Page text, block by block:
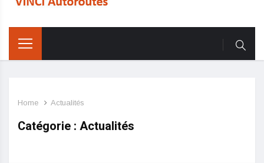
Home Actualités
Catégorie : Actualités